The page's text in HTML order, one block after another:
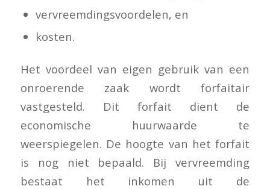
vervreemdingsvoordelen, en
kosten.
Het voordeel van eigen gebruik van een
onroerende zaak wordt forfaitair
vastgesteld. Dit forfait dient de
economische huurwaarde te
weerspiegelen. De hoogte van het forfait
is nog niet bepaald. Bij vervreemding
bestaat het inkomen uit de